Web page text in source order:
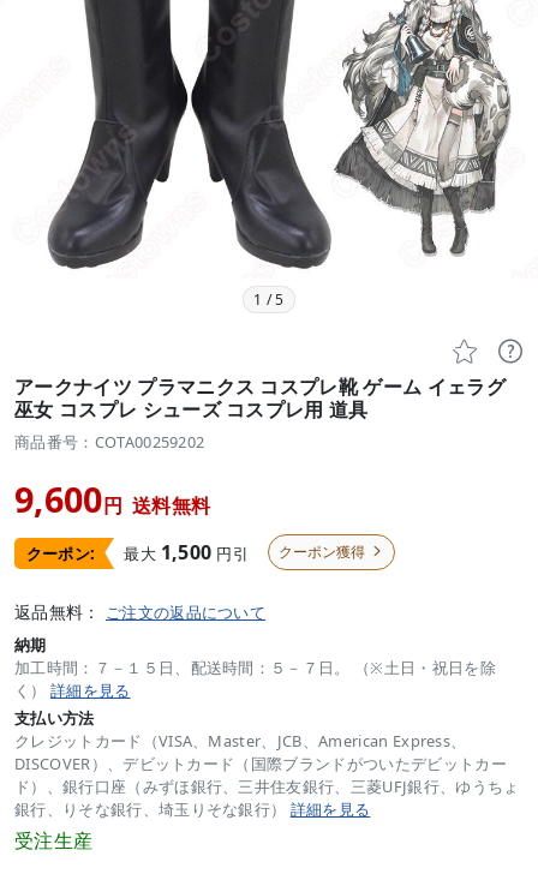
1 /5
 
アークナイツ プラマニクス コスプレ靴 ゲーム イェラグ
巫女 コスプレ シューズ コスプレ用 道具
商品番号：COTA00259202
9,600円 送料無料
クーポン: 最大 1,500 円引 クーポン獲得 
返品無料： ご注文の返品について
納期
加工時間：７－１５日、配送時間：５－７日。 （※土日・祝日を除
く） 詳細を見る
支払い方法
クレジットカード（VISA、Master、JCB、American Express、
DISCOVER）、デビットカード（国際ブランドがついたデビットカー
ド）、銀行口座（みずほ銀行、三井住友銀行、三菱UFJ銀行、ゆうちょ
銀行、りそな銀行、埼玉りそな銀行） 詳細を見る
受注生産